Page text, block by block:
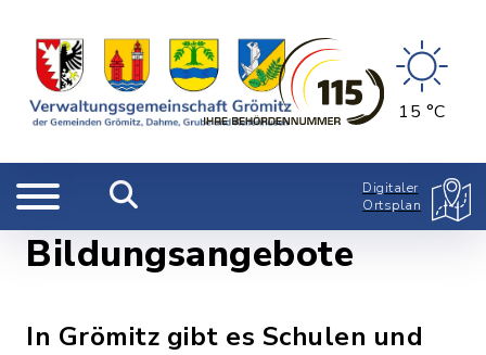
15 °C
Digitaler
Ortsplan
Bildungsangebote
In Grömitz gibt es Schulen und